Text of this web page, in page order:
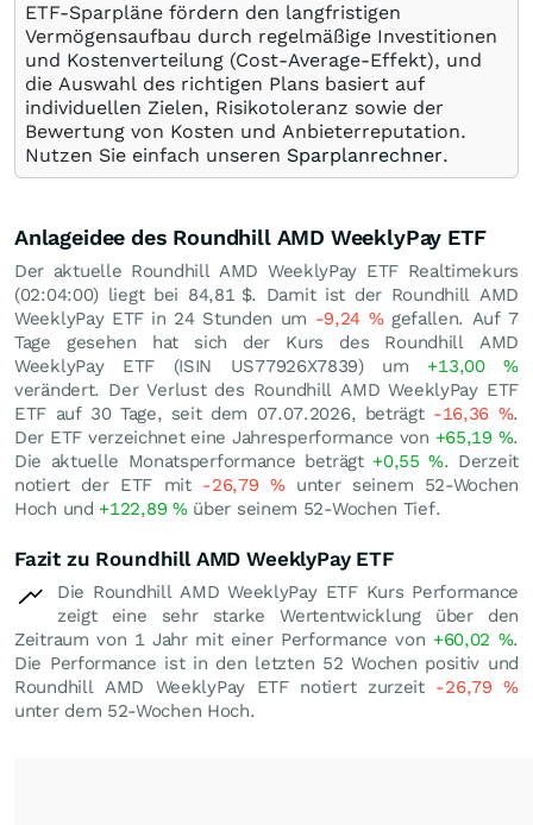
ETF-Sparpläne fördern den langfristigen
Vermögensaufbau durch regelmäßige Investitionen
und Kostenverteilung (Cost-Average-Effekt), und
die Auswahl des richtigen Plans basiert auf
individuellen Zielen, Risikotoleranz sowie der
Bewertung von Kosten und Anbieterreputation.
Nutzen Sie einfach unseren Sparplanrechner.
Anlageidee des Roundhill AMD WeeklyPay ETF
Der aktuelle Roundhill AMD WeeklyPay ETF Realtimekurs
(02:04:00) liegt bei 84,81 $. Damit ist der Roundhill AMD
WeeklyPay ETF in 24 Stunden um -9,24 %gefallen. Auf 7
Tage gesehen hat sich der Kurs des Roundhill AMD
WeeklyPay ETF (ISIN US77926X7839) um +13,00%
verändert. Der Verlust des Roundhill AMD WeeklyPay ETF
ETF auf 30 Tage, seit dem 07.07.2026, beträgt -16,36 %.
Der ETF verzeichnet eine Jahresperformance von +65,19 %.
Die aktuelle Monatsperformance beträgt +0,55%. Derzeit
notiert der ETF mit -26,79 %unter seinem 52-Wochen
Hoch und +122,89 %über seinem 52-Wochen Tief.
Fazit zu Roundhill AMD WeeklyPay ETF
Die Roundhill AMD WeeklyPay ETF Kurs Performance
zeigt eine sehr starke Wertentwicklung über den
Zeitraum von 1 Jahr mit einer Performance von +60,02 %.
Die Performance ist in den letzten 52 Wochen positiv und
Roundhill AMD WeeklyPay ETF notiert zurzeit -26,79%
unter dem 52-Wochen Hoch.